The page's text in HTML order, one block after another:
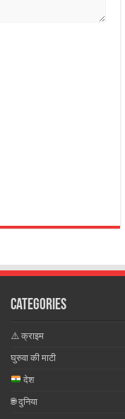
Categories
⚠️ क्राइम
घुरुवा की माटी
देश
🌐 दुनिया